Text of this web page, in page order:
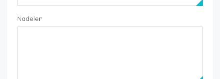
Nadelen